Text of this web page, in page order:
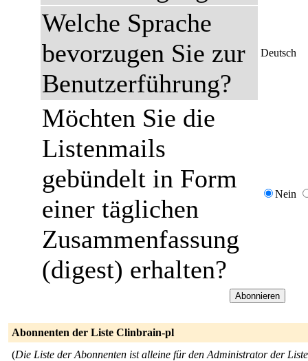
Welche Sprache
bevorzugen Sie zur
Benutzerführung?
Deutsch
Möchten Sie die
Listenmails
gebündelt in Form
einer täglichen
Zusammenfassung
(digest) erhalten?
Nein
Abonnenten der Liste Clinbrain-pl
(Die Liste der Abonnenten ist alleine für den Administrator der